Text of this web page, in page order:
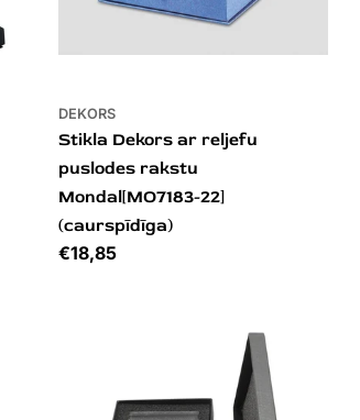
DEKORS
Stikla Dekors ar reljefu
puslodes rakstu
Mondal[MO7183-22]
(caurspīdīga)
Cena
€18,85